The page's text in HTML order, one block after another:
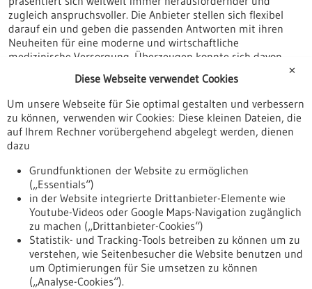
zugleich anspruchsvoller. Die Anbieter stellen sich flexibel
darauf ein und geben die passenden Antworten mit ihren
Neuheiten für eine moderne und wirtschaftliche
medizinische Versorgung. Überzeugen konnte sich davon
Medizinmesse MEDICA sowie der führenden Fachmesse für
den Zuliefermarkt der…
https://www.gesundheitsindustrie-
bw.de/fachbeitrag/pm/medica-und-compamed-behaupten-
sich-herausforderndem-und-anspruchsvollem-marktumfeld
Fachbeitrag - 18.11.2019
✕
Diese Webseite verwendet Cookies
Um unsere Webseite für Sie optimal gestalten und verbessern
zu können, verwenden wir Cookies: Diese kleinen Dateien, die
auf Ihrem Rechner vorübergehend abgelegt werden, dienen
dazu
Grundfunktionen der Website zu ermöglichen
(„Essentials“)
in der Website integrierte Drittanbieter-Elemente wie
Youtube-Videos oder Google Maps-Navigation zugänglich
zu machen („Drittanbieter-Cookies“)
Statistik- und Tracking-Tools betreiben zu können um zu
verstehen, wie Seitenbesucher die Website benutzen und
um Optimierungen für Sie umsetzen zu können
(„Analyse-Cookies“).